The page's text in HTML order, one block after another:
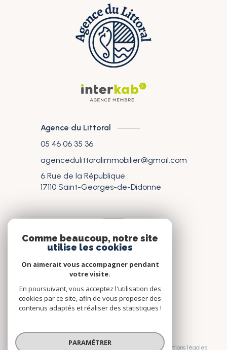
Agence du Littoral
05 46 06 35 36
agencedulittoralimmobilier@gmail.com
6 Rue de la République
17110 Saint-Georges-de-Didonne
Nous suivre
© 2026 | Tous droits réservés
Nos honoraires
Nos partenaires Mentions légales
Comme beaucoup, notre site
utilise les cookies
On aimerait vous accompagner pendant
votre visite.
En poursuivant, vous acceptez l'utilisation des
cookies par ce site, afin de vous proposer des
contenus adaptés et réaliser des statistiques !
PARAMÉTRER